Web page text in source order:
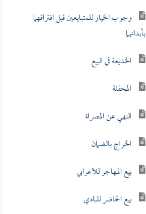
وجوب الخيار للمتبايعين قبل افتراقهما
بأبدانهما
الخديعة في البيع
المحفلة
النهي عن المصراة
الخراج بالضمان
بيع المهاجر للأعرابي
بيع الحاضر للبادي